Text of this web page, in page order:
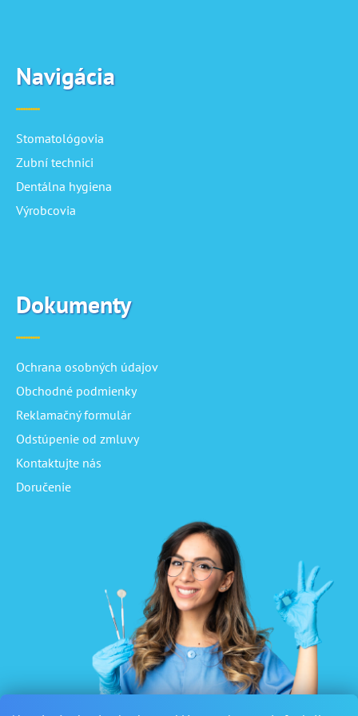
Navigácia
Stomatológovia
Zubní technici
Dentálna hygiena
Výrobcovia
Dokumenty
Ochrana osobných údajov
Obchodné podmienky
Reklamačný formulár
Odstúpenie od zmluvy
Kontaktujte nás
Doručenie